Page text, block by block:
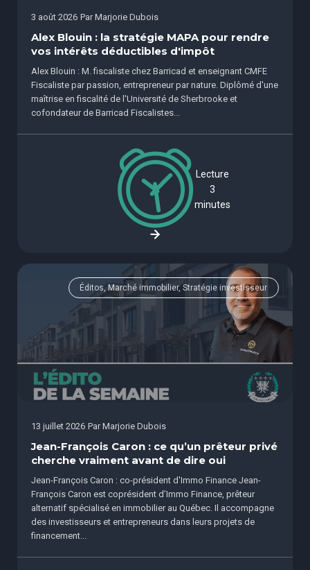
3 août 2026 Par Marjorie Dubois
Alex Blouin : la stratégie MAPA pour rendre
vos intérêts déductibles d'impôt
Alex Blouin : M. fiscaliste chez Barricad et enseignant CMFE
Fiscaliste par passion, entrepreneur par nature. Diplômé d'une
maîtrise en fiscalité de l'Université de Sherbrooke et
cofondateur de Barricad Fiscalistes...
Lecture
3
minutes
Éditos, Marché immobilier, Stratégie investisseur
13 juillet 2026 Par Marjorie Dubois
Jean-François Caron : ce qu’un prêteur privé
cherche vraiment avant de dire oui
Jean-François Caron : co-président d'Immo Finance Jean-
François Caron est coprésident d’Immo Finance, prêteur
alternatif spécialisé en immobilier au Québec. Il accompagne
des investisseurs et entrepreneurs dans leurs projets de
financement...